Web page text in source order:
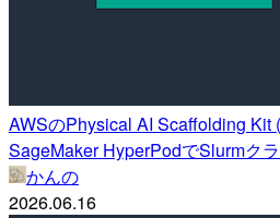
AWSのPhysical AI Scaffolding
SageMaker HyperPodでSlurmク
かんの
2026.06.16